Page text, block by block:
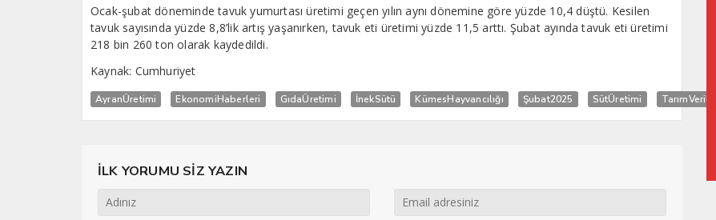
Ocak-şubat döneminde tavuk yumurtası üretimi geçen yılın aynı dönemine göre yüzde 10,4 düştü. Kesilen
tavuk sayısında yüzde 8,8’lik artış yaşanırken, tavuk eti üretimi yüzde 11,5 arttı. Şubat ayında tavuk eti üretimi
218 bin 260 ton olarak kaydedildi.
Kaynak: Cumhuriyet
AyranÜretimi EkonomiHaberleri GıdaÜretimi İnekSütü KümesHayvancılığı Şubat2025 SütÜretimi TarımVerileri
İLK YORUMU SİZ YAZIN